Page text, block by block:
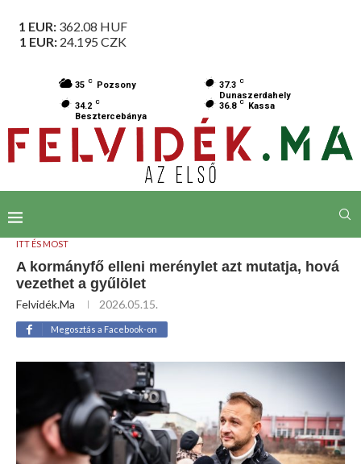
1 EUR: 362.08 HUF
1 EUR: 24.195 CZK
35 C Pozsony 37.3 C
Dunaszerdahely
34.2 C
Besztercebánya
36.8 C Kassa
ITT ÉS MOST
A kormányfő elleni merénylet azt mutatja, hová
vezethet a gyűlölet
Felvidék.ma 2026.05.15.
Megosztás a Facebook-on